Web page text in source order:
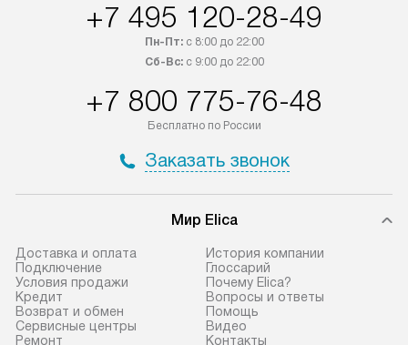
+7 495 120-28-49
Пн-Пт:с 8:00 до 22:00
Сб-Вс:с 9:00 до 22:00
+7 800 775-76-48
Бесплатно по России
Заказать звонок
Мир Elica
Доставка и оплата
Подключение
Условия продажи
Кредит
Возврат и обмен
Сервисные центры
Ремонт
История компании
Глоссарий
Почему Elica?
Вопросы и ответы
Помощь
Видео
Контакты